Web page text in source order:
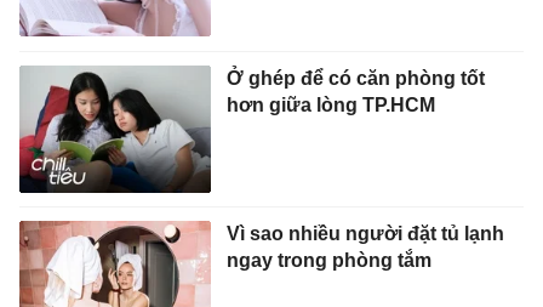
Ở ghép để có căn phòng tốt
hơn giữa lòng TP.HCM
Vì sao nhiều người đặt tủ lạnh
ngay trong phòng tắm